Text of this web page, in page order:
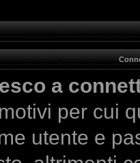
a
per cui
utente e